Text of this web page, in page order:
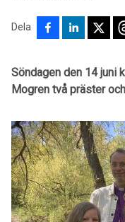
Dela
Söndagen den 14 juni
Mogren två präster